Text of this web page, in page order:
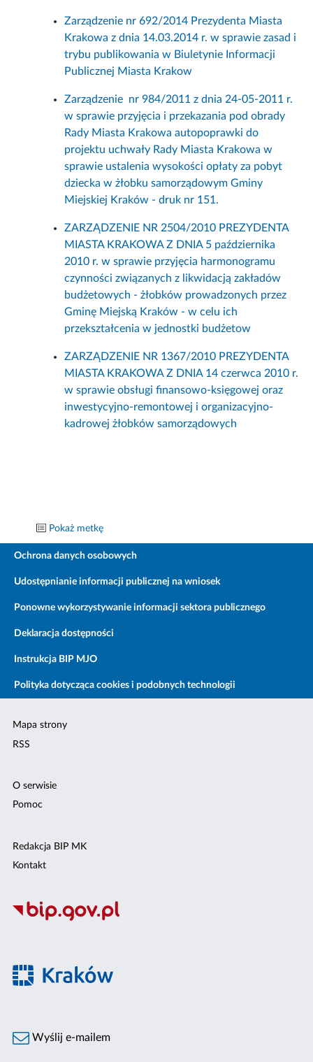
Zarządzenie nr 692/2014 Prezydenta Miasta
Krakowa z dnia 14.03.2014 r. w sprawie zasad i
trybu publikowania w Biuletynie Informacji
Publicznej Miasta Krakow
Zarządzenie nr 984/2011 z dnia 24-05-2011 r.
w sprawie przyjęcia i przekazania pod obrady
Rady Miasta Krakowa autopoprawki do
projektu uchwały Rady Miasta Krakowa w
sprawie ustalenia wysokości opłaty za pobyt
dziecka w żłobku samorządowym Gminy
Miejskiej Kraków - druk nr 151.
ZARZĄDZENIE NR 2504/2010 PREZYDENTA
MIASTA KRAKOWA Z DNIA 5 października
2010 r. w sprawie przyjęcia harmonogramu
czynności związanych z likwidacją zakładów
budżetowych - żłobków prowadzonych przez
Gminę Miejską Kraków - w celu ich
przekształcenia w jednostki budżetow
ZARZĄDZENIE NR 1367/2010 PREZYDENTA
MIASTA KRAKOWA Z DNIA 14 czerwca 2010 r.
w sprawie obsługi finansowo-księgowej oraz
inwestycyjno-remontowej i organizacyjno-
kadrowej żłobków samorządowych
Pokaż metkę
Ochrona danych osobowych
Udostępnianie informacji publicznej na wniosek
Ponowne wykorzystywanie informacji sektora publicznego
Deklaracja dostępności
Instrukcja BIP MJO
Polityka dotycząca cookies i podobnych technologii
Mapa strony
RSS
O serwisie
Pomoc
Redakcja BIP MK
Kontakt
Wyślij e-mailem